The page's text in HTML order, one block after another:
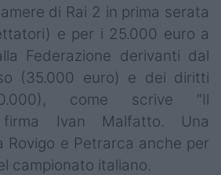
di Rai 2 in prima serata
e per i 25.000 euro a
Federazione derivanti dal
(35.000 euro) e dei diritti
come scrive “Il
Ivan Malfatto. Una
Rovigo e Petrarca anche per
campionato italiano.